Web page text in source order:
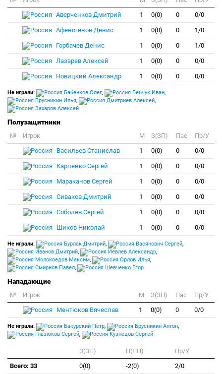
Аверченков Дмитрий
1 0(0) 0 0/0
Афеногенов Денис 1 0(0) 0 1/0
Горбачев Денис 1 0(0) 0 1/0
Лазарев Алексей 1 0(0) 0 0/0
Новицкий Александр 1 0(0) 0 0/0
Не играли: Бабенков Олег, Бебчук Иван,
Брусникин Илья, Дмитриев Алексей,
Захаров Алексей
Полузащитники
№ Игрок M З(ЗП) Пас
Пр/У
Васильев Станислав
1 0(0) 0 0/0
Карпенко Сергей 1 0(0) 0 0/0
Мараканов Сергей 1 0(0) 0 0/0
Сиваков Дмитрий 1 0(0) 0 0/0
Соболев Сергей 1 0(0) 0 0/0
Шиков Николай 1 0(0) 0 0/0
Не играли: Бурлак Дмитрий, Васянович Сергей,
Иванов Дмитрий, Иевлев Александр,
Молокоедов Максим, Орлов Илья,
Смирнов Павел, Шевченко Егор
Нападающие
№ Игрок M З(ЗП) Пас
Пр/У
Ментюков Вячеслав
1 0(0) 0 0/0
Не играли: Бакурский Петр, Брусникин Антон,
Глазюков Сергей, Кузнецов Сергей
З(ЗП) П(ПП)
Пр/У
Всего: 33
0(0) -2(0) 2/0